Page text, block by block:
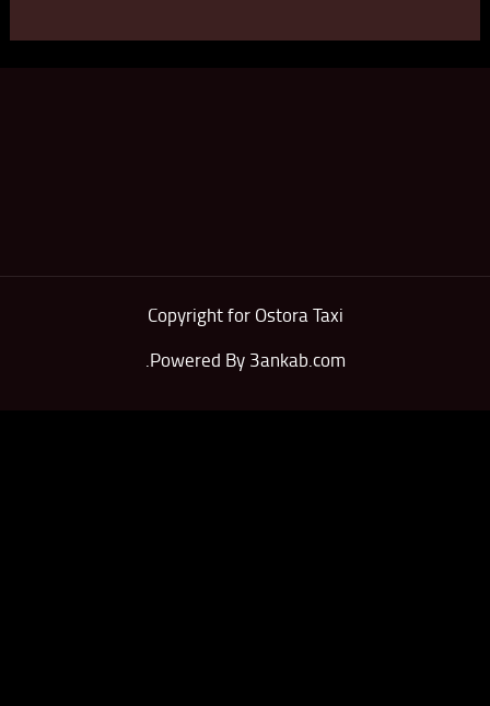
Copyright for Ostora Taxi
Powered By3ankab.com
.